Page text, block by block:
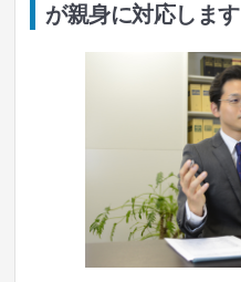
が親身に対応します